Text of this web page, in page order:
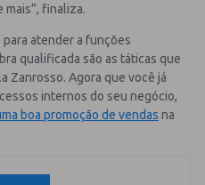
finaliza.
atender a funções
qualificada são as táticas que
Zanrosso. Agora que você já
internos do seu negócio,
boa promoção de vendas na